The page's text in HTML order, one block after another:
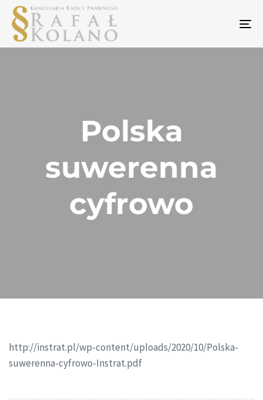
Polska
suwerenna
cyfrowo
http://instrat.pl/wp-content/uploads/2020/10/Polska-
suwerenna-cyfrowo-Instrat.pdf